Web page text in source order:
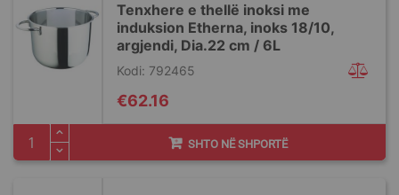
Tenxhere e thellë inoksi me
induksion Etherna, inoks 18/10,
argjendi, Dia.22 cm / 6L
Kodi: 792465
€62.16
SHTO NË SHPORTË